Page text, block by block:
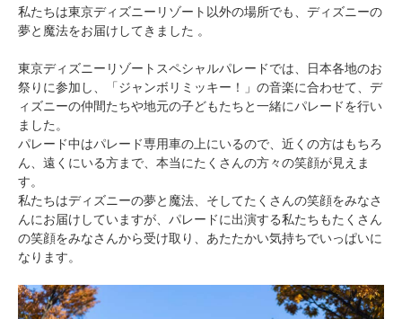
私たちは東京ディズニーリゾート以外の場所でも、ディズニーの
夢と魔法をお届けしてきました 。
東京ディズニーリゾートスペシャルパレードでは、日本各地のお
祭りに参加し、「ジャンボリミッキー！」の音楽に合わせて、デ
ィズニーの仲間たちや地元の子どもたちと一緒にパレードを行い
ました。
パレード中はパレード専用車の上にいるので、近くの方はもちろ
ん、遠くにいる方まで、本当にたくさんの方々の笑顔が見えま
す。
私たちはディズニーの夢と魔法、そしてたくさんの笑顔をみなさ
んにお届けしていますが、パレードに出演する私たちもたくさん
の笑顔をみなさんから受け取り、あたたかい気持ちでいっぱいに
なります。